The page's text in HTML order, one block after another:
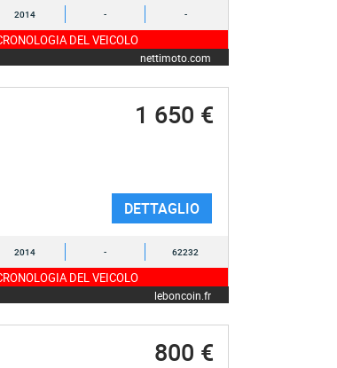
2014 - -
DEL VEICOLO
nettimoto.com
1 650 €
DETTAGLIO
2014 - 62232
DEL VEICOLO
leboncoin.fr
800 €